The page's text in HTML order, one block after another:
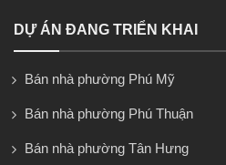
DỰ ÁN ĐANG TRIỂN KHAI
Bán nhà phường Phú Mỹ
Bán nhà phường Phú Thuận
Bán nhà phường Tân Hưng